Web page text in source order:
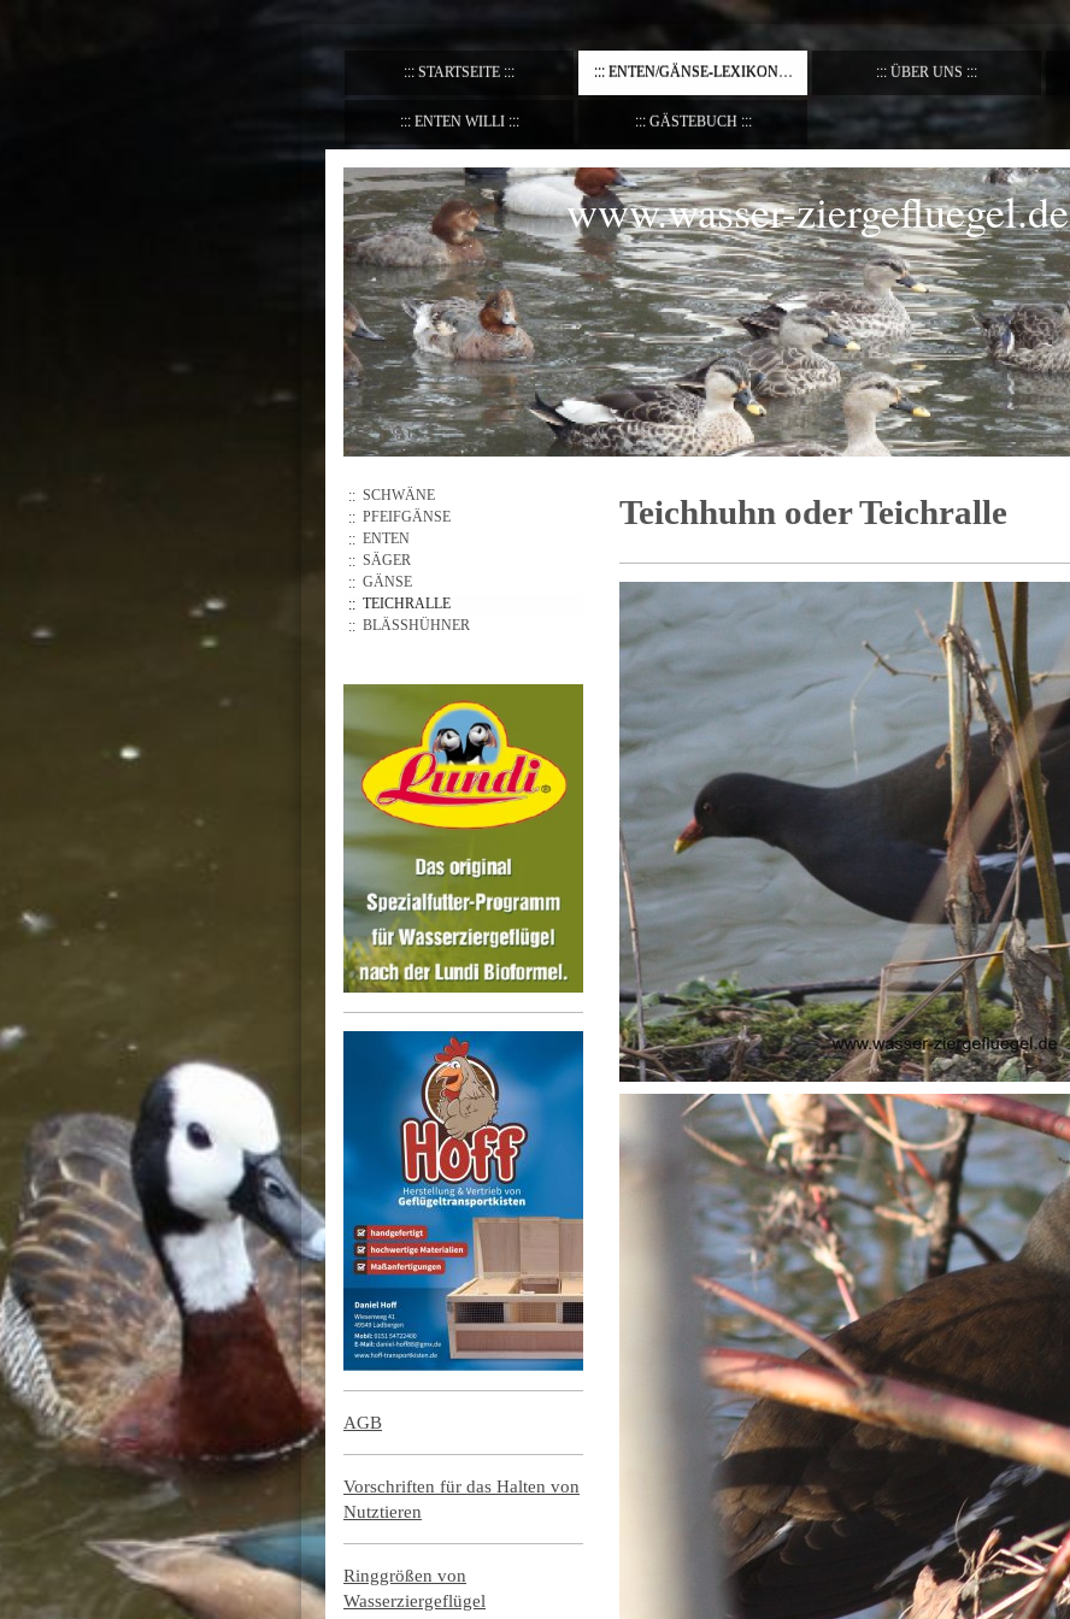
STARTSEITE ENTEN/GÄNSE-LEXIKON ÜBER UNS
ENTEN WILLI GÄSTEBUCH
www.wasser-ziergefluegel.de
Teichhuhn oder Teichralle
SCHWÄNE
PFEIFGÄNSE
ENTEN
SÄGER
GÄNSE
TEICHRALLE
BLÄSSHÜHNER
AGB
Vorschriften für das Halten von
Nutztieren
Ringgrößen von
Wasserziergeflügel